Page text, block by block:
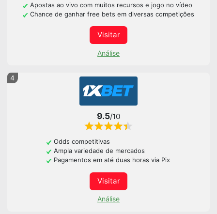
Apostas ao vivo com muitos recursos e jogo no vídeo
Chance de ganhar free bets em diversas competições
Visitar
Análise
4
9.5/10
Odds competitivas
Ampla variedade de mercados
Pagamentos em até duas horas via Pix
Visitar
Análise